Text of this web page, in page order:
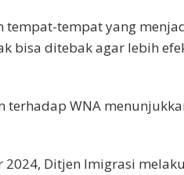
tempat-tempat yang
bisa ditebak agar lebih
terhadap WNA
2024, Ditjen Imigrasi